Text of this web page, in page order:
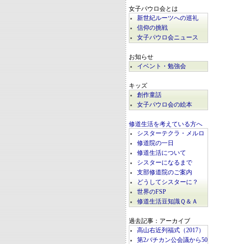
女子パウロ会とは
新世紀ルーツへの巡礼
信仰の挑戦
女子パウロ会ニュース
お知らせ
イベント・勉強会
キッズ
創作童話
女子パウロ会の絵本
修道生活を考えている方へ
シスターテクラ・メルロ
修道院の一日
修道生活について
シスターになるまで
支部修道院のご案内
どうしてシスターに？
世界のFSP
修道生活豆知識Ｑ＆Ａ
過去記事：アーカイブ
高山右近列福式（2017）
第2バチカン公会議から50